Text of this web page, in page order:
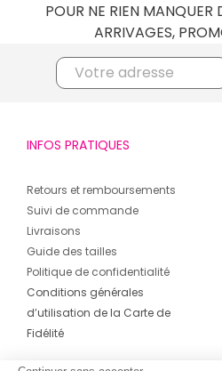
POUR NE RIEN MANQUER
ARRIVAGES,
INFOS PRATIQUES
Retours et remboursements
Suivi de commande
Livraisons
Guide des tailles
Politique de confidentialité
Conditions générales
d’utilisation de la Carte de
Fidélité